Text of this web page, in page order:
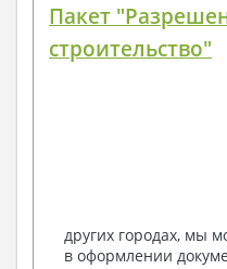
Пакет
строительство"
других городах, мы
в оформлении